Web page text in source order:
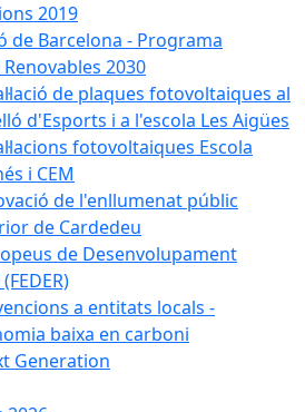
2019
de Barcelona - Programa
2030
de plaques fotovoltaiques al
d'Esports i a l'escola Les Aigües
fotovoltaiques Escola
i CEM
de l'enllumenat públic
de Cardedeu
de Desenvolupament
a entitats locals -
baixa en carboni
Generation